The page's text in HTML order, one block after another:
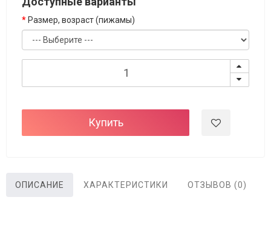
Размер, возраст (пижамы)
Купить
ОПИСАНИЕ ХАРАКТЕРИСТИКИ ОТЗЫВОВ (0)